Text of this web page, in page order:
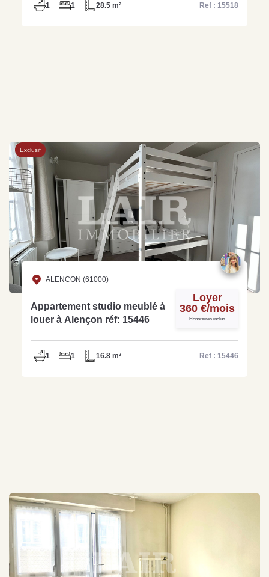
1 1 28.5 m² Ref : 15518
Exclusif
ALENCON (61000)
Appartement studio meublé à
louer à Alençon réf: 15446
Loyer
360 €/mois
Honoraires inclus
1 1 16.8 m² Ref : 15446